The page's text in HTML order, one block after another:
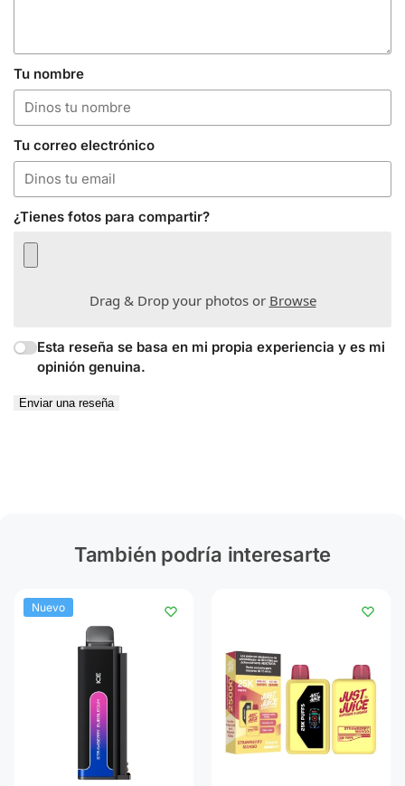
Tu nombre
Tu correo electrónico
¿Tienes fotos para compartir?
Drag & Drop your photos or Browse
Esta reseña se basa en mi propia experiencia y es mi
opinión genuina.
Enviar una reseña
También podría interesarte
Nuevo